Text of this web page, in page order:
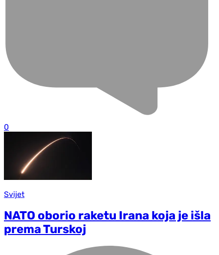
0
Svijet
NATO oborio raketu Irana koja je išla
prema Turskoj